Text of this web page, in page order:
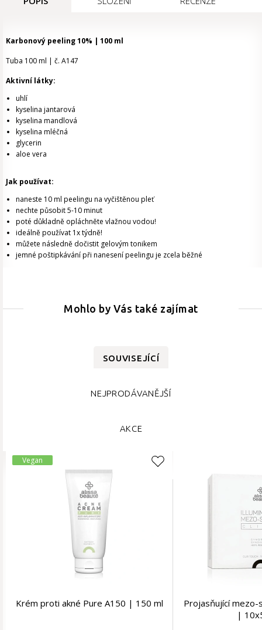
Karbonový peeling 10% | 100 ml
Tuba 100 ml | č. A147
Aktivní látky:
uhlí
kyselina jantarová
kyselina mandlová
kyselina mléčná
glycerin
aloe vera
Jak používat:
naneste 10 ml peelingu na vyčištěnou pleť
nechte působit 5-10 minut
poté důkladně opláchněte vlažnou vodou!
ideálně používat 1x týdně!
můžete následně dočistit gelovým tonikem
jemné poštipkávání při nanesení peelingu je zcela běžné
Mohlo by Vás také zajímat
SOUVISEJÍCÍ
NEJPRODÁVANĚJŠÍ
AKCE
Vegan
Krém proti akné Pure A150 | 150 ml
Projasňující mezo-
|